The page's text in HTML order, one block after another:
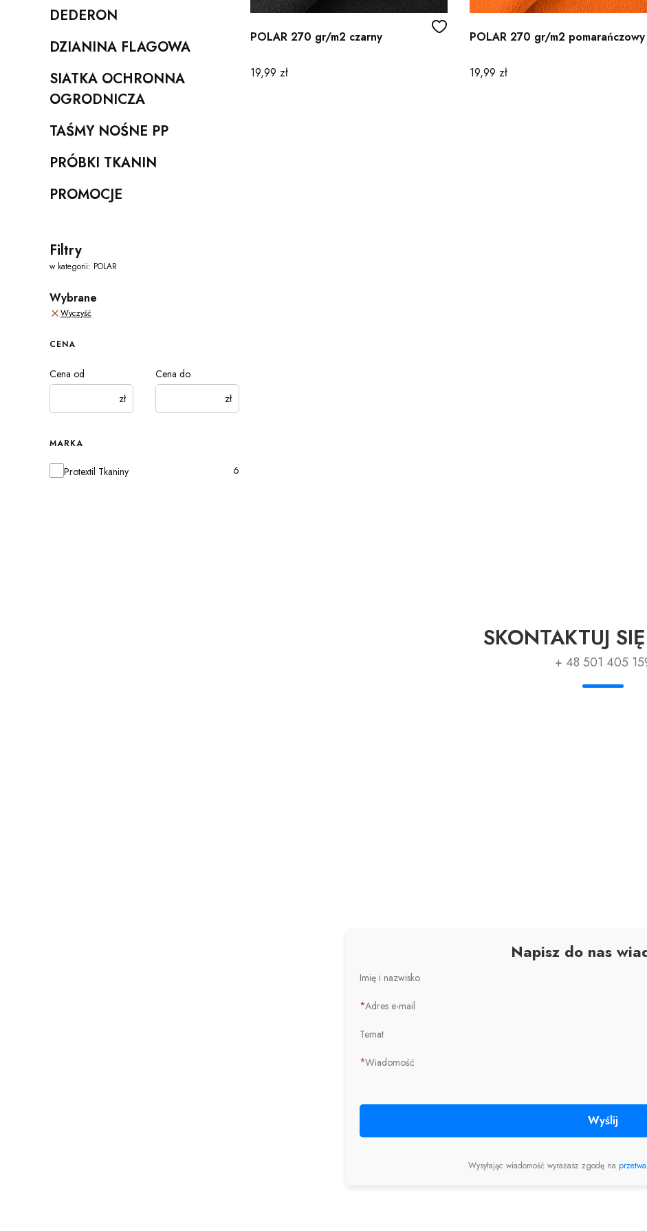
Kategoria - DEDERON
DEDERON
Kategoria - DZIANINA FLAGOWA
DZIANINA FLAGOWA
Kategoria - SIATKA OCHRONNA OGRODNICZA
SIATKA OCHRONNA
OGRODNICZA
Kategoria - TAŚMY NOŚNE PP
TAŚMY NOŚNE PP
Kategoria - PRÓBKI TKANIN
PRÓBKI TKANIN
Kategoria - PROMOCJE
PROMOCJE
Filtry
w kategorii: POLAR
Wybrane
Wyczyść
CENA
Cena od
zł
Cena do
zł
MARKA
Marka
Protextil Tkaniny 6
POLAR 270 gr/m2 czarny
Cena
19,99 zł
POLAR 270 gr/m2 pomarańczowy
Cena
19,99 zł
SKONTAKTUJ
+ 48 501 405
Napisz do nas
Imię i nazwisko
*Adres e-mail
Temat
*Wiadomość
Wyślij
Wysyłając wiadomość wyrażasz zgodę na